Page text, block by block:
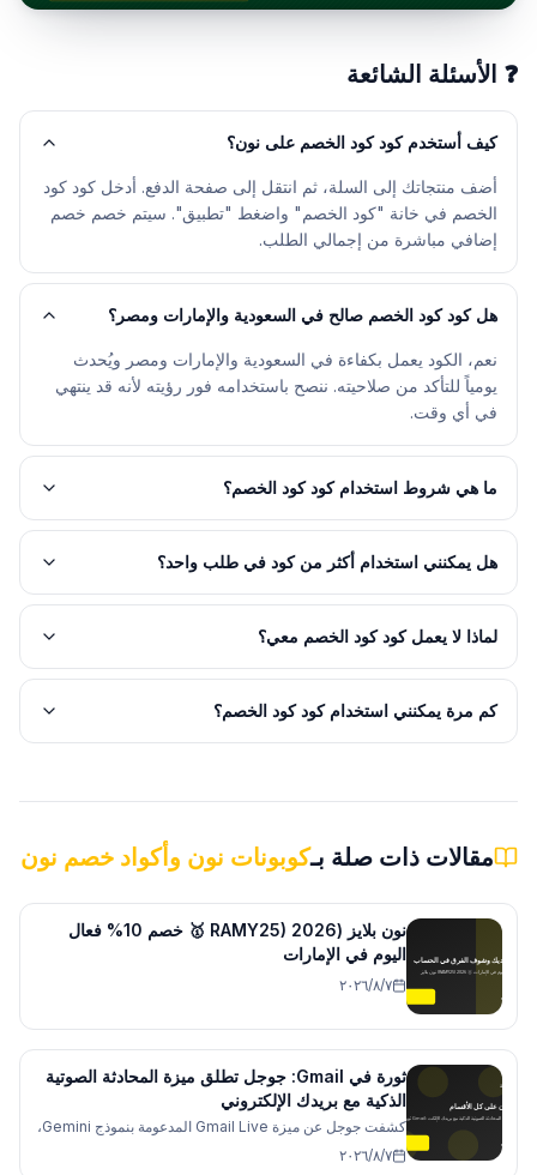
❓ الأسئلة الشائعة
كيف أستخدم كود كود الخصم على نون؟
أضف منتجاتك إلى السلة، ثم انتقل إلى صفحة الدفع. أدخل كود كود
الخصم في خانة "كود الخصم" واضغط "تطبيق". سيتم خصم خصم
إضافي مباشرة من إجمالي الطلب.
هل كود كود الخصم صالح في السعودية والإمارات ومصر؟
نعم، الكود يعمل بكفاءة في السعودية والإمارات ومصر ويُحدث
يومياً للتأكد من صلاحيته. ننصح باستخدامه فور رؤيته لأنه قد ينتهي
في أي وقت.
ما هي شروط استخدام كود كود الخصم؟
هل يمكنني استخدام أكثر من كود في طلب واحد؟
لماذا لا يعمل كود كود الخصم معي؟
كم مرة يمكنني استخدام كود كود الخصم؟
مقالات ذات صلة بـكوبونات نون وأكواد خصم نون
نون بلايز (RAMY25) 2026 🥇 خصم 10% فعال
اليوم في الإمارات
٧‏/٨‏/٢٠٢٦
ثورة في Gmail: جوجل تطلق ميزة المحادثة الصوتية
الذكية مع بريدك الإلكتروني
كشفت جوجل عن ميزة Gmail Live المدعومة بنموذج Gemini،
والتي تتيح للمستخدمين البحث داخل رسائلهم عبر دردشة صوتية
طبيعية، محولةً البريد الإلكتروني إلى مساعد شخصي ذكي يفهم
٧‏/٨‏/٢٠٢٦